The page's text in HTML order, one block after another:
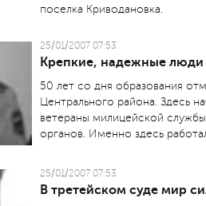
поселка Криводановка.
25/01/2007 07:53
Крепкие, надежные люди
50 лет со дня образования
Центрального района. Здесь
ветераны милицейской
органов. Именно здесь
25/01/2007 07:53
В третейском суде мир